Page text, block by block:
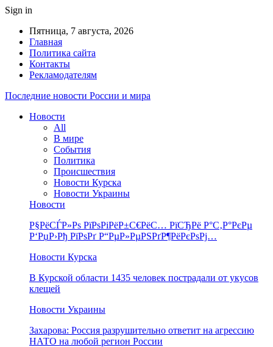
Sign in
Пятница, 7 августа, 2026
Главная
Политика сайта
Контакты
Рекламодателям
Последние новости России и мира
Новости
All
В мире
События
Политика
Происшествия
Новости Курска
Новости Украины
Новости
Р§РёСЃР»Рѕ РїРѕРіРёР±С€РёС… РїСЂРё Р°С‚Р°РєРµ
Р‘РџР›Рђ РїРѕРґ Р“РµР»РµРЅРґР¶РёРєРѕРј…
Новости Курска
В Курской области 1435 человек пострадали от укусов
клещей
Новости Украины
Захарова: Россия разрушительно ответит на агрессию
НАТО на любой регион России